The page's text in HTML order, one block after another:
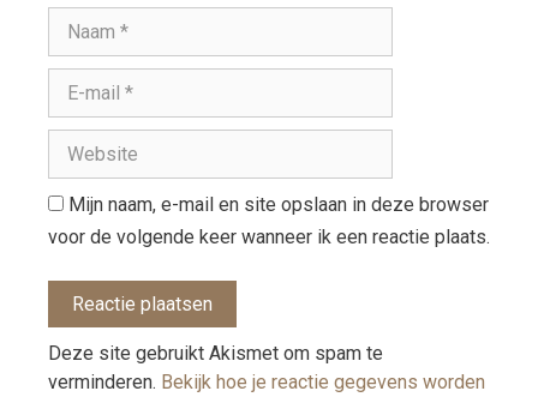
Mijn naam, e-mail en site opslaan in deze browser
voor de volgende keer wanneer ik een reactie plaats.
Deze site gebruikt Akismet om spam te
verminderen. Bekijk hoe je reactie gegevens worden